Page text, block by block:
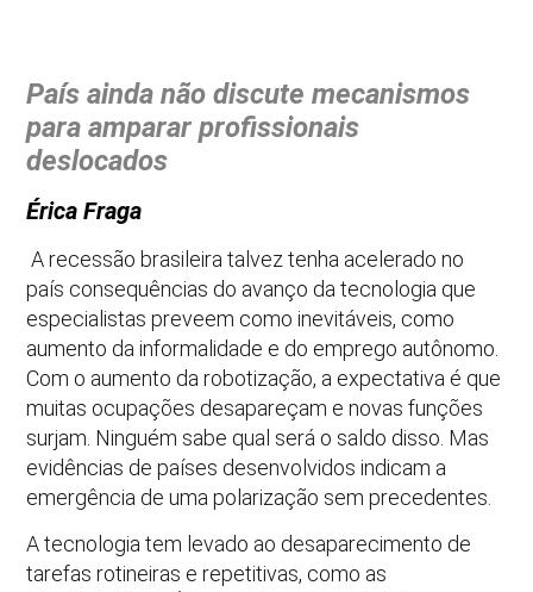
País ainda não discute mecanismos
para amparar profissionais
deslocados
Érica Fraga
​A recessão brasileira talvez tenha acelerado no
país consequências do avanço da tecnologia que
especialistas preveem como inevitáveis, como
aumento da informalidade e do emprego autônomo.
Com o aumento da robotização, a expectativa é que
muitas ocupações desapareçam e novas funções
surjam. Ninguém sabe qual será o saldo disso. Mas
evidências de países desenvolvidos indicam a
emergência de uma polarização sem precedentes.
A tecnologia tem levado ao desaparecimento de
tarefas rotineiras e repetitivas, como as